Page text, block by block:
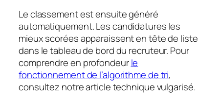
Le classement est ensuite généré
automatiquement. Les candidatures les
mieux scorées apparaissent en tête de liste
dans le tableau de bord du recruteur. Pour
comprendre en profondeurle
fonctionnement de l’algorithme de tri,
consultez notre article technique vulgarisé.